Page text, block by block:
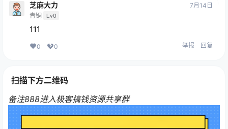
芝麻大力
青铜 Lv0
7月14日
111
0 0 举报 回复
扫描下方二维码
备注888进入极客搞钱资源共享群